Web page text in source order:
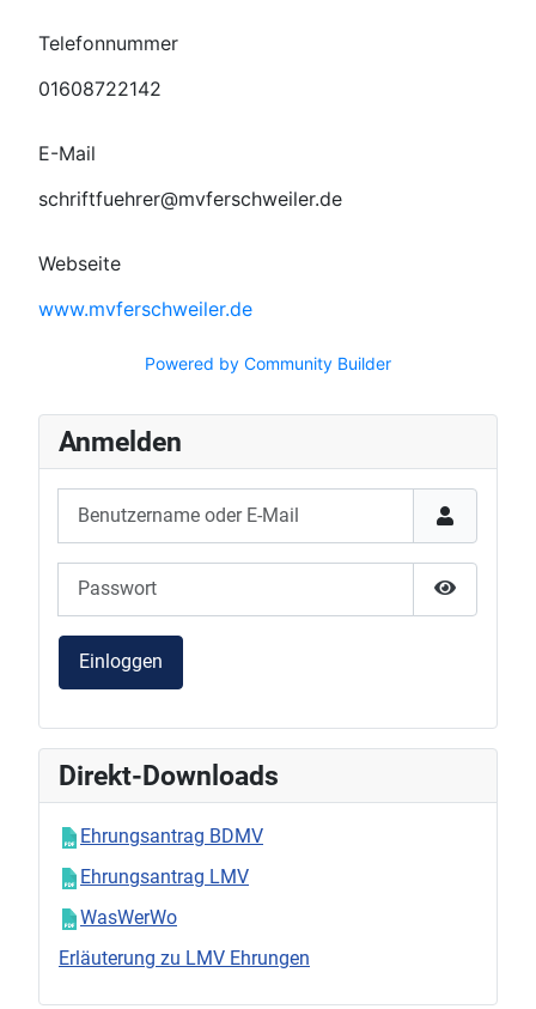
Telefonnummer
01608722142
E-Mail
schriftfuehrer@mvferschweiler.de
Webseite
www.mvferschweiler.de
Powered by Community Builder
Anmelden
Passwort
Einloggen
Direkt-Downloads
Ehrungsantrag BDMV
Ehrungsantrag LMV
WasWerWo
Erläuterung zu LMV Ehrungen